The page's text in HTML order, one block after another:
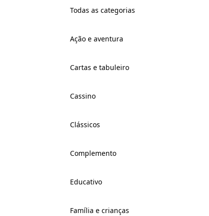
Todas as categorias
Ação e aventura
Cartas e tabuleiro
Cassino
Clássicos
Complemento
Educativo
Família e crianças